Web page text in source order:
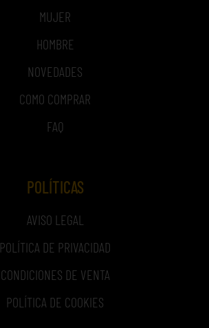
MUJER
HOMBRE
NOVEDADES
COMO COMPRAR
FAQ
POLÍTICAS
AVISO LEGAL
POLÍTICA DE PRIVACIDAD
CONDICIONES DE VENTA
POLÍTICA DE COOKIES